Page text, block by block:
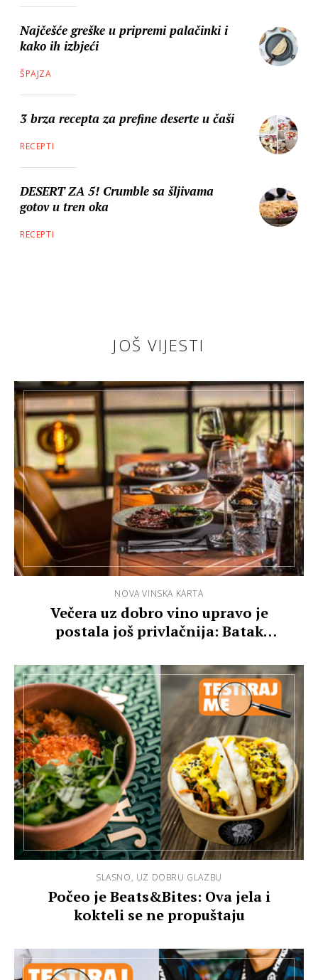
Najčešće greške u pripremi palačinki i
kako ih izbjeći
ŠPAJZA
3 brza recepta za prefine deserte u čaši
RECEPTI
DESERT ZA 5! Crumble sa šljivama
gotov u tren oka
RECEPTI
JOŠ VIJESTI
NOVA VINSKA KARTA
Večera uz dobro vino upravo je
postala još privlačnija: Batak
SLASNO, UZ DOBRU GLAZBU
Počeo je Beats&Bites: Ova jela i
kokteli se ne propuštaju